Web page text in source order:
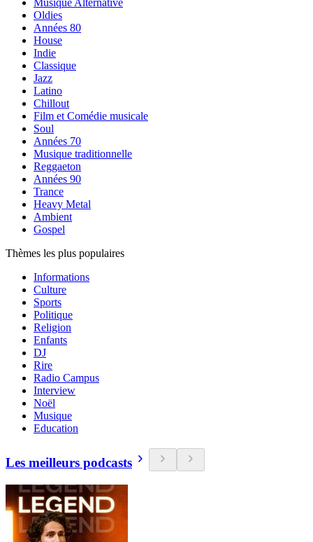
Musique Alternative
Oldies
Années 80
House
Indie
Classique
Jazz
Latino
Chillout
Film et Comédie musicale
Soul
Années 70
Musique traditionnelle
Reggaeton
Années 90
Trance
Heavy Metal
Ambient
Gospel
Thèmes les plus populaires
Informations
Culture
Sports
Politique
Religion
Enfants
DJ
Rire
Radio Campus
Interview
Noël
Musique
Education
Les meilleurs podcasts